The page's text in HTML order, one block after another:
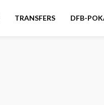
TRANSFERS DFB-